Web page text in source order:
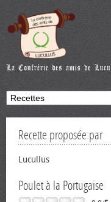
Recette proposée par
Lucullus
Poulet à la Portugaise